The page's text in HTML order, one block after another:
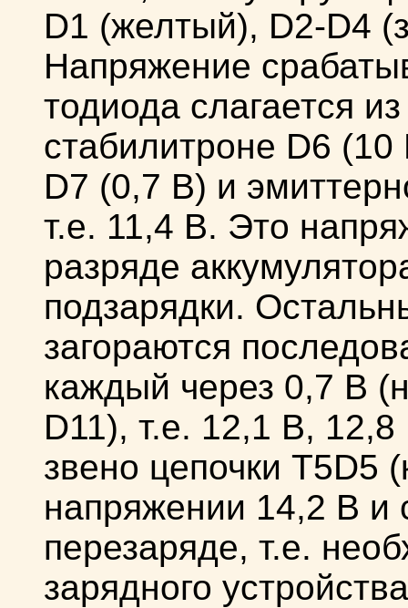
D1 (желтый), D2-D4
Напряжение
тодиода слагается
стабилитроне D6
D7 (0,7 В) и
т.е. 11,4 В. Это
разряде
подзарядки.
загораются
каждый через 0,7 В
D11), т.е. 12,1 В,
звено цепочки T5D5
напряжении 14,2 В и
перезаряде, т.е.
зарядного